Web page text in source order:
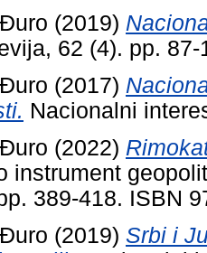
(2019)
62 (4). pp.
(2017)
Nacionalni
(2022)
instrument
389-418. ISBN
(2019) Srbi i